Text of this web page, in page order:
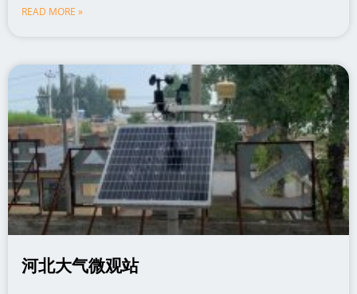
READ MORE »
河北大气微观站